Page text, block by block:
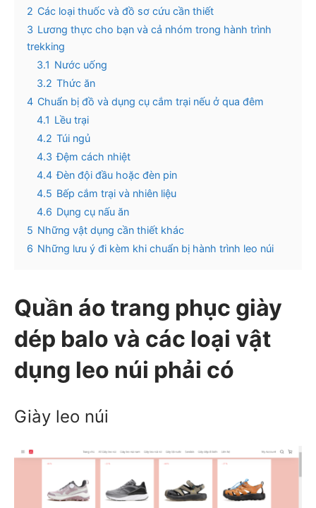
2 Các loại thuốc và đồ sơ cứu cần thiết
3 Lương thực cho bạn và cả nhóm trong hành trình
trekking
3.1 Nước uống
3.2 Thức ăn
4 Chuẩn bị đồ và dụng cụ cắm trại nếu ở qua đêm
4.1 Lều trại
4.2 Túi ngủ
4.3 Đệm cách nhiệt
4.4 Đèn đội đầu hoặc đèn pin
4.5 Bếp cắm trại và nhiên liệu
4.6 Dụng cụ nấu ăn
5 Những vật dụng cần thiết khác
6 Những lưu ý đi kèm khi chuẩn bị hành trình leo núi
Quần áo trang phục giày
dép balo và các loại vật
dụng leo núi phải có
Giày leo núi